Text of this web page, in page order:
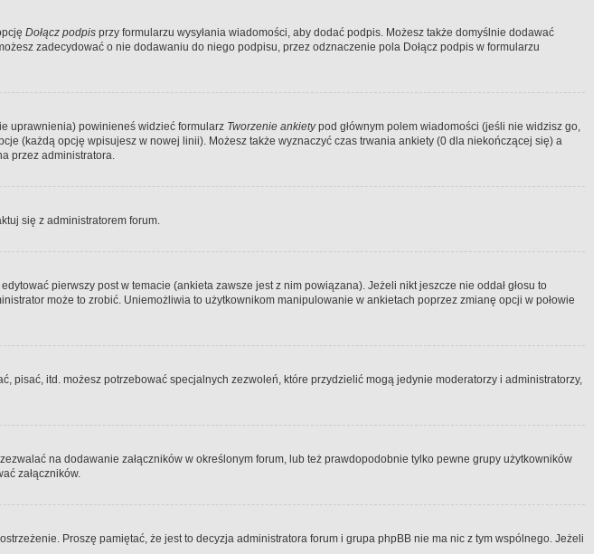
Dołącz podpis przy formularzu wysyłania wiadomości, aby dodać podpis. Możesz także domyślnie dodawać
zadecydować o nie dodawaniu do niego podpisu, przez odznaczenie pola Dołącz podpis w formularzu
uprawnienia) powinieneś widzieć formularz Tworzenie ankietypod głównym polem wiadomości (jeśli nie widzisz go,
(każdą opcję wpisujesz w nowej linii). Możesz także wyznaczyć czas trwania ankiety (0 dla niekończącej się) a
przez administratora.
się z administratorem forum.
pierwszy post w temacie (ankieta zawsze jest z nim powiązana). Jeżeli nikt jeszcze nie oddał głosu to
może to zrobić. Uniemożliwia to użytkownikom manipulowanie w ankietach poprzez zmianę opcji w połowie
itd. możesz potrzebować specjalnych zezwoleń, które przydzielić mogą jedynie moderatorzy i administratorzy,
na dodawanie załączników w określonym forum, lub też prawdopodobnie tylko pewne grupy użytkowników
załączników.
Proszę pamiętać, że jest to decyzja administratora forum i grupa phpBB nie ma nic z tym wspólnego. Jeżeli